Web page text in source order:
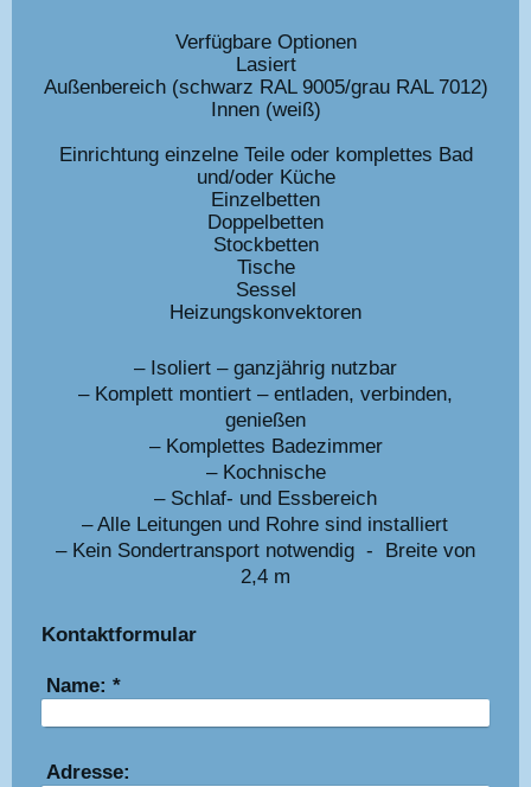
Verfügbare Optionen
Lasiert
Außenbereich (schwarz RAL 9005/grau RAL 7012)
Innen (weiß)
Einrichtung einzelne Teile oder komplettes Bad
und/oder Küche
Einzelbetten
Doppelbetten
Stockbetten
Tische
Sessel
Heizungskonvektoren
– Isoliert – ganzjährig nutzbar
– Komplett montiert – entladen, verbinden,
genießen
– Komplettes Badezimmer
– Kochnische
– Schlaf- und Essbereich
– Alle Leitungen und Rohre sind installiert
– Kein Sondertransport notwendig - Breite von
2,4 m
Kontaktformular
Name: *
Adresse: